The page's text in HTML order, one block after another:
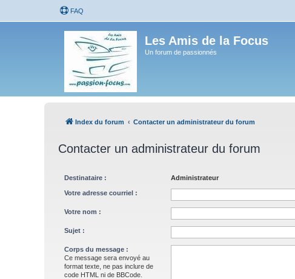
FAQ
Les Amis de la Focus
Un forum de passionnés
Index du forum Contacter un administrateur du forum
Contacter un administrateur du forum
Destinataire : Administrateur
Votre adresse courriel :
Votre nom :
Sujet :
Corps du message :
Ce message sera envoyé au
format texte, ne pas inclure de
code HTML ni de BBCode.